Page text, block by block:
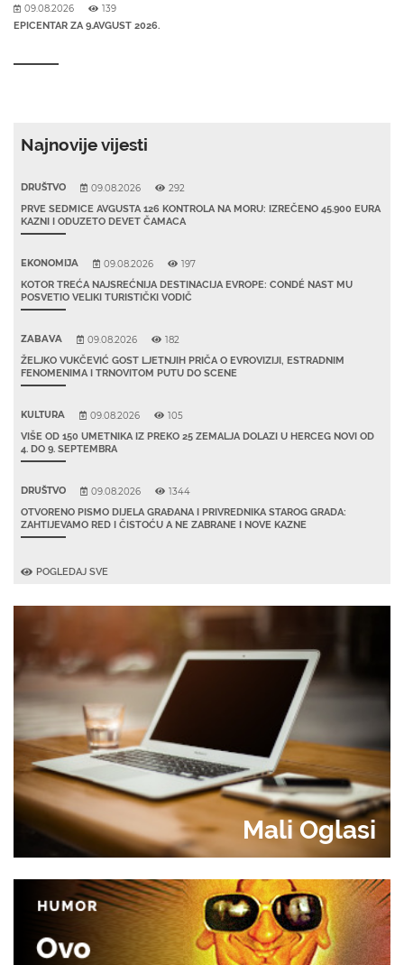
09.08.2026 139
EPICENTAR ZA 9.AVGUST 2026.
Najnovije vijesti
DRUŠTVO 09.08.2026 292
PRVE SEDMICE AVGUSTA 126 KONTROLA NA MORU: IZREČENO 45.900 EURA
KAZNI I ODUZETO DEVET ČAMACA
EKONOMIJA 09.08.2026 197
KOTOR TREĆA NAJSREĆNIJA DESTINACIJA EVROPE: CONDÉ NAST MU
POSVETIO VELIKI TURISTIČKI VODIČ
ZABAVA 09.08.2026 182
ŽELJKO VUKČEVIĆ GOST LJETNJIH PRIČA O EVROVIZIJI, ESTRADNIM
FENOMENIMA I TRNOVITOM PUTU DO SCENE
KULTURA 09.08.2026 105
VIŠE OD 150 UMETNIKA IZ PREKO 25 ZEMALJA DOLAZI U HERCEG NOVI OD
4. DO 9. SEPTEMBRA
DRUŠTVO 09.08.2026 1344
OTVORENO PISMO DIJELA GRAĐANA I PRIVREDNIKA STAROG GRADA:
ZAHTIJEVAMO RED I ČISTOĆU A NE ZABRANE I NOVE KAZNE
POGLEDAJ SVE
Mali Oglasi